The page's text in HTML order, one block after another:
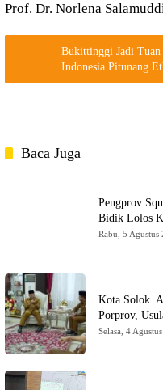
Prof. Dr. Norlena
Bukittinggi Jadi
Indonesia Pitunang
Baca Juga
Pengprov
Bidik Lolos
Rabu, 5 Agustus
Kota Solok
Porprov,
Selasa, 4